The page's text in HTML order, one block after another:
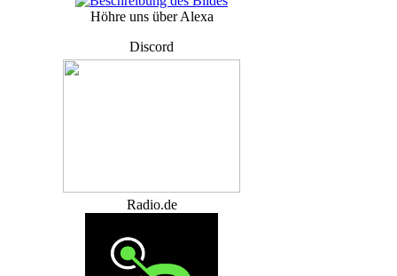
Höhre uns über Alexa
Discord
Radio.de